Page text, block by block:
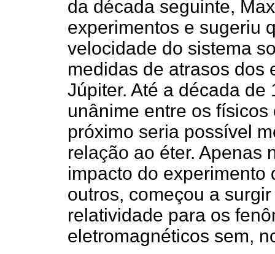
da década seguinte,
experimentos e sugeriu
velocidade do sistema
medidas de atrasos dos
Júpiter. Até a década
unânime entre os
próximo seria possível
relação ao éter. Apenas
impacto do experimento
outros, começou a
relatividade para os
eletromagnéticos sem,